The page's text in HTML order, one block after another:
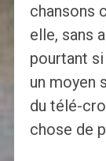
chansons
elle, sans
pourtant
un moyen
du télé-
chose de